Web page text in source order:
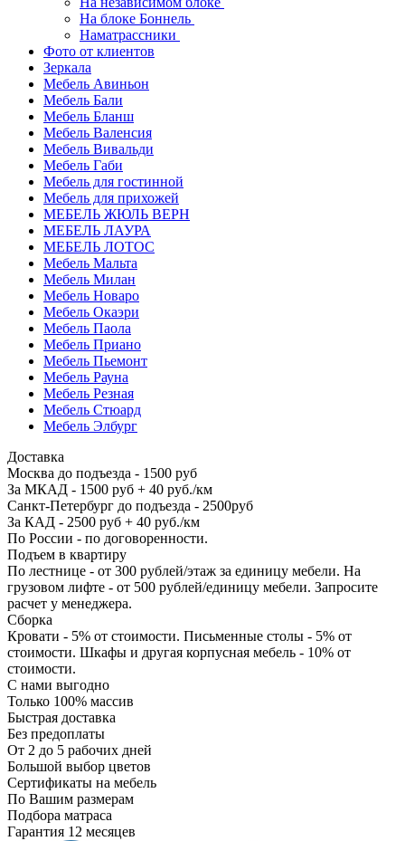
На блоке Боннель
Наматрассники
Фото от клиентов
Зеркала
Мебель Авиньон
Мебель Бали
Мебель Бланш
Мебель Валенсия
Мебель Вивальди
Мебель Габи
Мебель для гостинной
Мебель для прихожей
МЕБЕЛЬ ЖЮЛЬ ВЕРН
МЕБЕЛЬ ЛАУРА
МЕБЕЛЬ ЛОТОС
Мебель Мальта
Мебель Милан
Мебель Новаро
Мебель Окаэри
Мебель Паола
Мебель Приано
Мебель Пьемонт
Мебель Рауна
Мебель Резная
Мебель Стюард
Мебель Элбург
Доставка
Москва до подъезда - 1500 руб
За МКАД - 1500 руб + 40 руб./км
Санкт-Петербург до подъезда - 2500руб
За КАД - 2500 руб + 40 руб./км
По России - по договоренности.
Подъем в квартиру
По лестнице - от 300 рублей/этаж за единицу мебели. На
грузовом лифте - от 500 рублей/единицу мебели. Запросите
расчет у менеджера.
Сборка
Кровати - 5% от стоимости. Письменные столы - 5% от
стоимости. Шкафы и другая корпусная мебель - 10% от
стоимости.
С нами выгодно
Только 100% массив
Быстрая доставка
Без предоплаты
От 2 до 5 рабочих дней
Большой выбор цветов
Сертификаты на мебель
По Вашим размерам
Подбора матраса
Гарантия 12 месяцев